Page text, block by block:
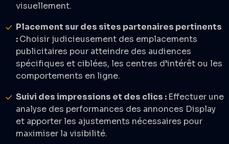
visuellement. ​
Placement sur des sites partenaires pertinents
:Choisir judicieusement des emplacements
publicitaires pour atteindre des audiences
spécifiques et ciblées, les centres d’intérêt ou les
comportements en ligne. ​
Suivi des impressions et des clics : Effectuer une
analyse des performances des annonces Display
et apporter les ajustements nécessaires pour
maximiser la visibilité. ​